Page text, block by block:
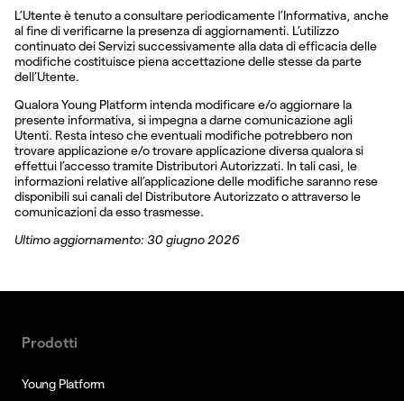
L’Utente è tenuto a consultare periodicamente l’Informativa, anche
al fine di verificarne la presenza di aggiornamenti. L’utilizzo
continuato dei Servizi successivamente alla data di efficacia delle
modifiche costituisce piena accettazione delle stesse da parte
dell’Utente.
Qualora Young Platform intenda modificare e/o aggiornare la
presente informativa, si impegna a darne comunicazione agli
Utenti. Resta inteso che eventuali modifiche potrebbero non
trovare applicazione e/o trovare applicazione diversa qualora si
effettui l’accesso tramite Distributori Autorizzati. In tali casi, le
informazioni relative all’applicazione delle modifiche saranno rese
disponibili sui canali del Distributore Autorizzato o attraverso le
comunicazioni da esso trasmesse.
Ultimo aggiornamento: 30 giugno 2026
Prodotti
Young Platform